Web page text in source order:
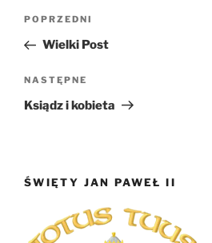
Nawigacja
Poprzedni
wpis
POPRZEDNI
Wielki Post
Następny
wpis
NASTĘPNE
Ksiądz i kobieta
ŚWIĘTY JAN PAWEŁ II